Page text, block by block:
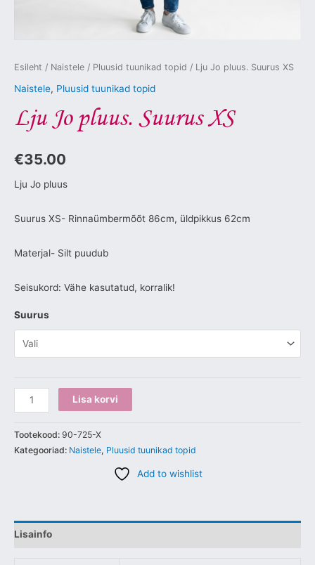
Esileht / Naistele / Pluusid tuunikad topid / Lju Jo pluus. Suurus XS
Naistele, Pluusid tuunikad topid
Lju Jo pluus. Suurus XS
€35.00
Lju Jo pluus
Suurus XS- Rinnaümbermõõt 86cm, üldpikkus 62cm
Materjal- Silt puudub
Seisukord: Vähe kasutatud, korralik!
Suurus
Lisa korvi
Tootekood: 90-725-X
Kategooriad: Naistele, Pluusid tuunikad topid
Add to wishlist
Lisainfo